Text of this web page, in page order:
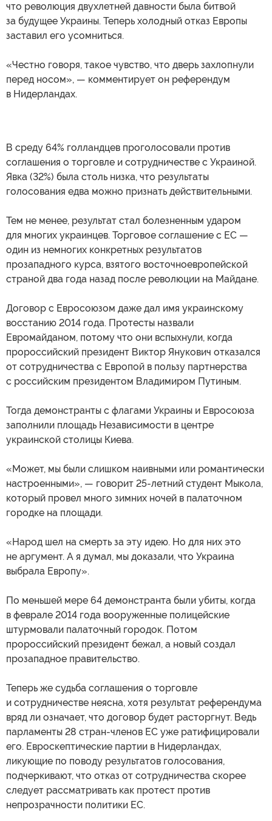
что революция двухлетней давности была битвой
за будущее Украины. Теперь холодный отказ Европы
заставил его усомниться.
«Честно говоря, такое чувство, что дверь захлопнули
перед носом», — комментирует он референдум
в Нидерландах.
В среду 64% голландцев проголосовали против
соглашения о торговле и сотрудничестве с Украиной.
Явка (32%) была столь низка, что результаты
голосования едва можно признать действительными.
Тем не менее, результат стал болезненным ударом
для многих украинцев. Торговое соглашение с ЕС —
один из немногих конкретных результатов
прозападного курса, взятого восточноевропейской
страной два года назад после революции на Майдане.
Договор с Евросоюзом даже дал имя украинскому
восстанию 2014 года. Протесты назвали
Евромайданом, потому что они вспыхнули, когда
пророссийский президент Виктор Янукович отказался
от сотрудничества с Европой в пользу партнерства
с российским президентом Владимиром Путиным.
Тогда демонстранты с флагами Украины и Евросоюза
заполнили площадь Независимости в центре
украинской столицы Киева.
«Может, мы были слишком наивными или романтически
настроенными», — говорит 25-летний студент Мыкола,
который провел много зимних ночей в палаточном
городке на площади.
«Народ шел на смерть за эту идею. Но для них это
не аргумент. А я думал, мы доказали, что Украина
выбрала Европу».
По меньшей мере 64 демонстранта были убиты, когда
в феврале 2014 года вооруженные полицейские
штурмовали палаточный городок. Потом
пророссийский президент бежал, а новый создал
прозападное правительство.
Теперь же судьба соглашения о торговле
и сотрудничестве неясна, хотя результат референдума
вряд ли означает, что договор будет расторгнут. Ведь
парламенты 28 стран-членов ЕС уже ратифицировали
его. Евроскептические партии в Нидерландах,
ликующие по поводу результатов голосования,
подчеркивают, что отказ от сотрудничества скорее
следует рассматривать как протест против
непрозрачности политики ЕС.